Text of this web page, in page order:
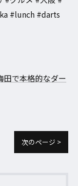
#lunch #darts
田で本格的なダー
次のページ >